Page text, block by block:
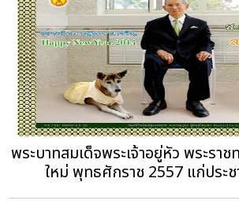
พระบาทสมเด็จพระเจ้าอยู่หัว พระรา
ใหม่ พุทธศักราช 2557 แก่ประช